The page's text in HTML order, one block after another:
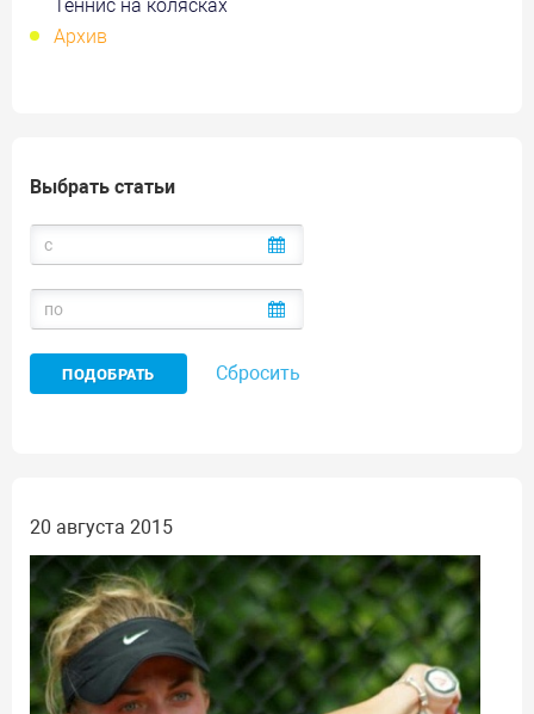
Теннис на колясках
Архив
Выбрать статьи
Сбросить
20 августа 2015